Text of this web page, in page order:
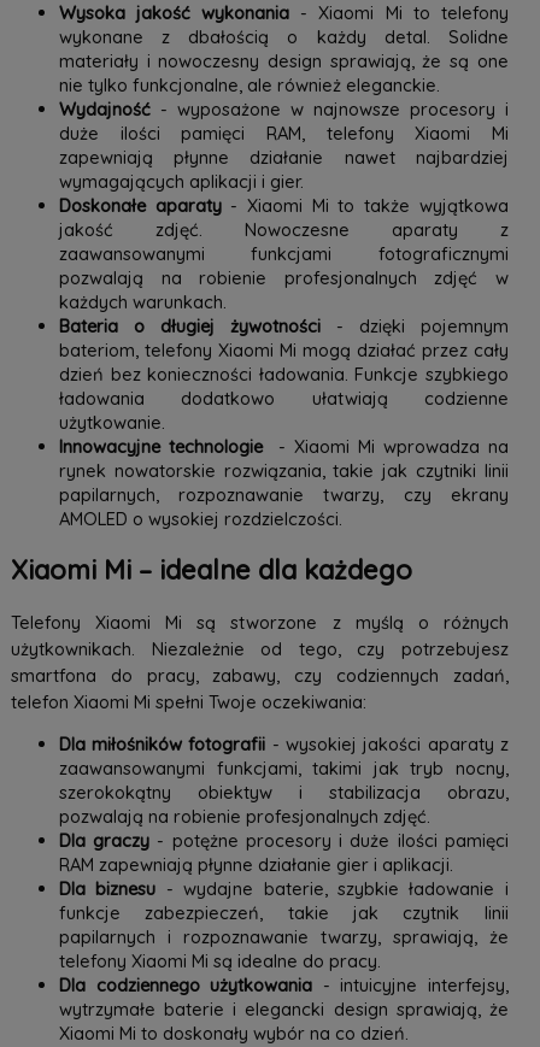
Wysoka jakość wykonania - Xiaomi Mi to telefony
wykonane z dbałością o każdy detal. Solidne
materiały i nowoczesny design sprawiają, że są one
nie tylko funkcjonalne, ale również eleganckie.
Wydajność- wyposażone w najnowsze procesory i
duże ilości pamięci RAM, telefony Xiaomi Mi
zapewniają płynne działanie nawet najbardziej
wymagających aplikacji i gier.
Doskonałe aparaty- Xiaomi Mi to także wyjątkowa
jakość zdjęć. Nowoczesne aparaty z
zaawansowanymi funkcjami fotograficznymi
pozwalają na robienie profesjonalnych zdjęć w
każdych warunkach.
Bateria o długiej żywotności- dzięki pojemnym
bateriom, telefony Xiaomi Mi mogą działać przez cały
dzień bez konieczności ładowania. Funkcje szybkiego
ładowania dodatkowo ułatwiają codzienne
użytkowanie.
Innowacyjne technologie- Xiaomi Mi wprowadza na
rynek nowatorskie rozwiązania, takie jak czytniki linii
papilarnych, rozpoznawanie twarzy, czy ekrany
AMOLED o wysokiej rozdzielczości.
Xiaomi Mi – idealne dla każdego
Telefony Xiaomi Mi są stworzone z myślą o różnych
użytkownikach. Niezależnie od tego, czy potrzebujesz
smartfona do pracy, zabawy, czy codziennych zadań,
telefon Xiaomi Mi spełni Twoje oczekiwania:
Dla miłośników fotografii - wysokiej jakości aparaty z
zaawansowanymi funkcjami, takimi jak tryb nocny,
szerokokątny obiektyw i stabilizacja obrazu,
pozwalają na robienie profesjonalnych zdjęć.
Dla graczy - potężne procesory i duże ilości pamięci
RAM zapewniają płynne działanie gier i aplikacji.
Dla biznesu - wydajne baterie, szybkie ładowanie i
funkcje zabezpieczeń, takie jak czytnik linii
papilarnych i rozpoznawanie twarzy, sprawiają, że
telefony Xiaomi Mi są idealne do pracy.
Dla codziennego użytkowania - intuicyjne interfejsy,
wytrzymałe baterie i elegancki design sprawiają, że
Xiaomi Mi to doskonały wybór na co dzień.